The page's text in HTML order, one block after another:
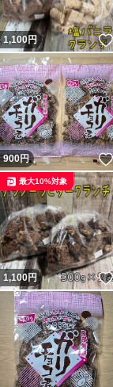
1,100円
900円
1,100円
最大10%対象